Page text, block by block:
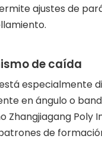
ajustes de
de caída
especialmente
en ángulo o
Zhangjiagang Poly
de